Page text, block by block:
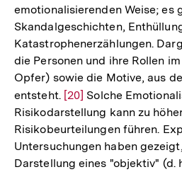
emotionalisierenden Weise; es
Skandalgeschichten,
Katastrophenerzählungen.
die Personen und ihre Rollen
Opfer) sowie die Motive, aus
entsteht. Zur
Auflösung
der
Fußnote
[20] Solche
Risikodarstellung kann zu
Risikobeurteilungen führen.
Untersuchungen haben
Darstellung eines "objektiv" (d.